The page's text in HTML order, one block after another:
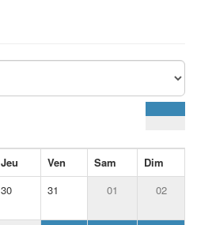
Jeu Ven Sam
Dim
30 31 01 02